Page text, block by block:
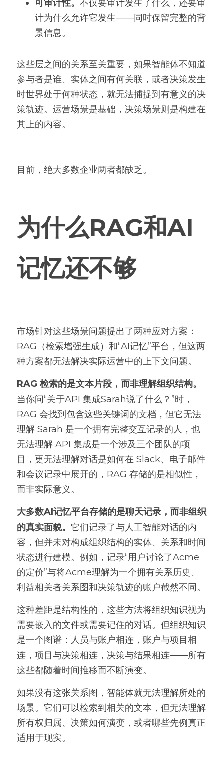
可审计性。 不仅要审计发生了什么，还要审
计为什么允许它发生——同时保留完整的背
景信息。
这些层之间的关系至关重要，如果智能体不知道
参与者是谁、实体之间有何关联，或者决策发生
时世界处于何种状态，就无法捕捉到有意义的决
策轨迹。运营场景是基础，决策场景则是构建在
其上的内容。
目前，绝大多数企业两者都缺乏。
为什么RAG和AI
记忆还不够
市场针对这些场景问题提出了两种应对方案：
RAG（检索增强生成）和“AI记忆”平台，但这两
种方案都无法解决实际运营中的上下文问题。
RAG 检索的是文本片段，而非理解组织结构。
当你问“关于API 集成Sarah说了什么？”时，
RAG 会找到包含这些关键词的文档，但它无法
理解 Sarah 是一个拥有完整交互记录的人，也
无法理解 API 集成是一个涉及三个团队的项
目，更无法理解对话是如何在 Slack、电子邮件
和会议记录中展开的，RAG 存储的是相似性，
而非实际意义。
大多数AI记忆平台存储的是聊天记录，而非组织
的真实面貌。 它们记录了与人工智能对话的内
容，但并未对构成组织结构的实体、关系和时间
状态进行建模。例如，记录“用户讨论了Acme
的定价”与将Acme理解为一个拥有关系历史、
利益相关者关系图和决策轨迹的账户截然不同。
这种差距是结构性的，这些方法将组织知识视为
需要嵌入的文件或需要记住的对话。但组织知识
是一个图谱：人员与账户相连，账户与项目相
连，项目与决策相连，决策与结果相连——所有
这些都随着时间推移而不断演变。
如果没有这张关系图，智能体就无法理解所处的
场景。它们可以检索到相关的文本，但无法理解
所有权归属、决策如何演变，或者哪些先例真正
适用于现实。